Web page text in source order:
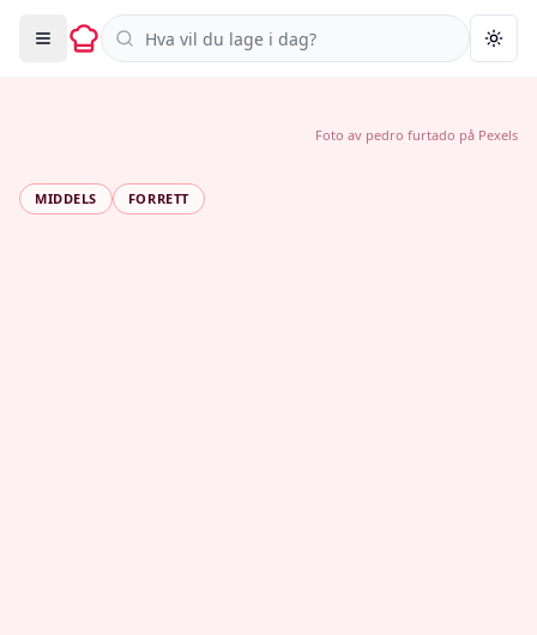
Søk i oppskrifter
MIDDELS FORRETT
Foto av pedro furtado på Pexels